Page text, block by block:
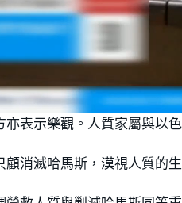
亦表示樂觀。人質家屬與以
消滅哈馬斯，漠視人質的